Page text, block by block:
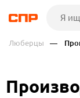
Люберцы —